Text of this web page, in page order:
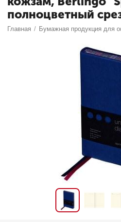
полноцветный
Главная / Бумажная продукция для